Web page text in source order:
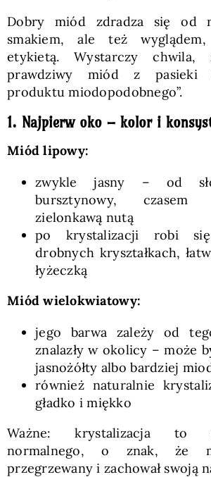
Dobry miód zdradza się od
smakiem, ale też
etykietą. Wystarczy chwila,
prawdziwy miód z pasieki
produktu miodopodobnego”.
1. Najpierw oko – kolor i
Miód lipowy:
zwykle jasny – od
bursztynowy,
zielonkawą nutą
po krystalizacji robi
drobnych kryształkach,
łyżeczką
Miód wielokwiatowy:
jego barwa zależy od
znalazły w okolicy – może
jasnożółty albo bardziej
również naturalnie
gładko i miękko
Ważne: krystalizacja to
normalnego, o znak, że
przegrzewany i zachował swoją